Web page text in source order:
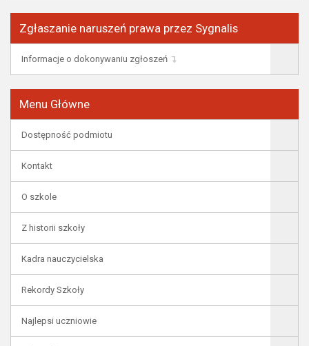
Zgłaszanie naruszeń prawa przez Sygnalis
Informacje o dokonywaniu zgłoszeń
Menu Główne
Dostępność podmiotu
Kontakt
O szkole
Z historii szkoły
Kadra nauczycielska
Rekordy Szkoły
Najlepsi uczniowie